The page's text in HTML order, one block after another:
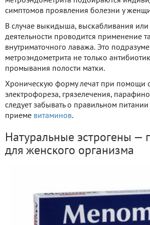
симптомов проявления болезни у
В случае выкидыша, выскабливания
деятельности проводится применение
внутриматочного лаважа. Это
метроэндометрита не только
промывания полости матки.
Хроническую форму лечат при помощи
электрофореза, грязелечения,
следует забывать о правильном
приеме витаминов.
Натуральные эстрогены —
для женского организма